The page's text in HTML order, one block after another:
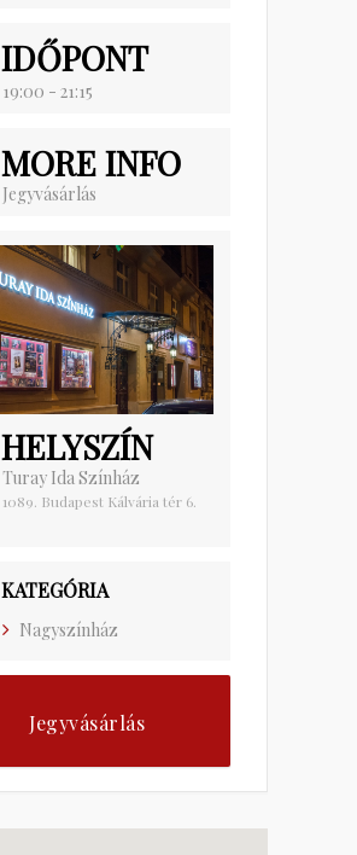
IDŐPONT
19:00 - 21:15
MORE INFO
Jegyvásárlás
HELYSZÍN
Turay Ida Színház
1089. Budapest Kálvária tér 6.
KATEGÓRIA
Nagyszínház
Jegyvásárlás